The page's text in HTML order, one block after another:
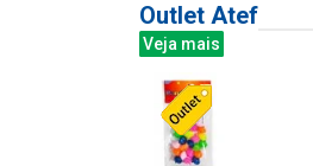
Outlet Atef
Veja mais